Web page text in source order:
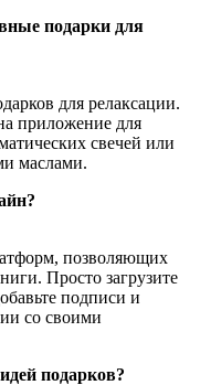
подарки для
для релаксации.
приложение для
свечей или
маслами.
позволяющих
Просто загрузите
подписи и
со своими
подарков?